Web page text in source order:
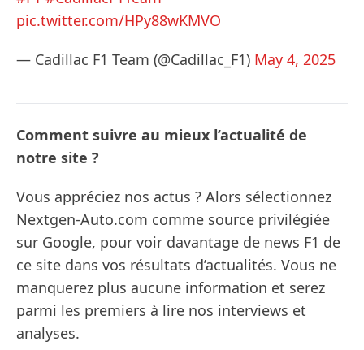
pic.twitter.com/HPy88wKMVO
— Cadillac F1 Team (@Cadillac_F1) May 4, 2025
Comment suivre au mieux l’actualité de
notre site ?
Vous appréciez nos actus ? Alors sélectionnez
Nextgen-Auto.com comme source privilégiée
sur Google, pour voir davantage de news F1 de
ce site dans vos résultats d’actualités. Vous ne
manquerez plus aucune information et serez
parmi les premiers à lire nos interviews et
analyses.